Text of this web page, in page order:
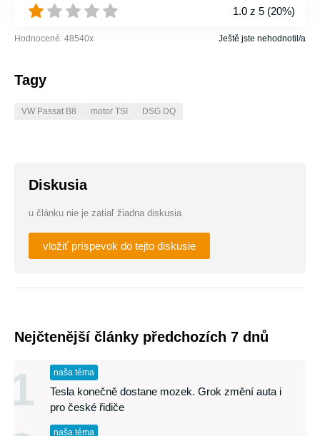
1.0 z 5 (20%)
Hodnocené: 48540x Ještě jste nehodnotil/a
Tagy
VW Passat B8 motor TSI DSG DQ
Diskusia
u článku nie je zatiaľ žiadna diskusia
vložiť príspevok do tejto diskusie
Nejčtenější články předchozích 7 dnů
1 naša téma
Tesla konečně dostane mozek. Grok změní auta i
pro české řidiče
naša téma